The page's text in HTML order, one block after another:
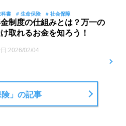
科書 # 生命保険 # 社会保障
制度の仕組みとは？万一の
取れるお金を知ろう！
:2026/02/04
険」の記事